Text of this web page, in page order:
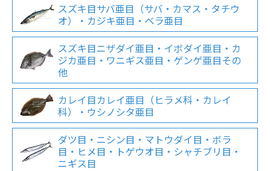
スズキ目サバ亜目（サバ・カマス・タチウ
オ）・カジキ亜目・ベラ亜目
スズキ目ニザダイ亜目・イボダイ亜目・カ
ジカ亜目・ワニギス亜目・ゲンゲ亜目その
他
カレイ目カレイ亜目（ヒラメ科・カレイ
科）・ウシノシタ亜目
ダツ目・ニシン目・マトウダイ目・ボラ
目・ヒメ目・トゲウオ目・シャチブリ目・
ニギス目